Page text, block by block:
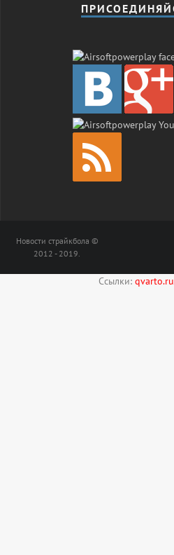
Новости страйкбола ©
2012 - 2019.
Ссылки: qvarto.ru